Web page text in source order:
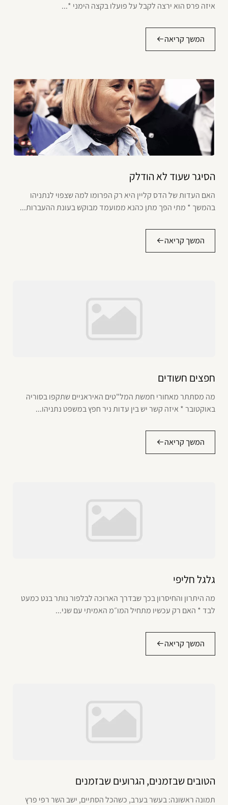
איזה פרס הוא ירצה לקבל על פועלו בקצה הימני *...
המשך קריאה
הסיגר שעוד לא הודלק
האם העדות של הדס קליין היא רק הפרומו למה שצפוי לנתניהו
בהמשך * מתי הפך מתן כהנא ממועמד מבוקש בעונת ההעברות...
המשך קריאה
חפצים חשודים
מה מסתתר מאחורי חמשת המל"טים האיראניים שתקפו בסוריה
באוקטובר * איזה קשר יש בין עדות ניר חפץ במשפט נתניהו...
המשך קריאה
גלגל חליפי
מה היתרון והחיסרון בכך שבדרך הארוכה לבלפור נותר בנט כמעט
לבד * האם רק עכשיו מתחיל המו״מ האמיתי עם שני...
המשך קריאה
הטובים שבזמנים, הגרועים שבזמנים
תמונה ראשונה: בעשר בערב, כשהכל הסתיים, ישב השר רפי פרץ